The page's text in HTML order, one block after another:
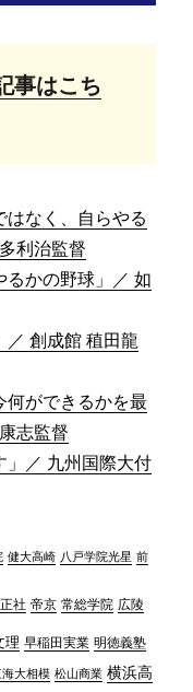
事はこち
はなく、自らやる
利治監督
るかの野球」／ 如
／ 創成館 稙田龍
何ができるかを最
志監督
」／ 九州国際大付
健大高崎 八戸学院光星 前
社 帝京 常総学院 広陵
理 早稲田実業 明徳義塾
海大相模 松山商業 横浜高